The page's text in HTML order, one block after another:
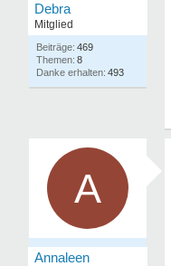
Debra
Mitglied
469
8
493
A
Annaleen